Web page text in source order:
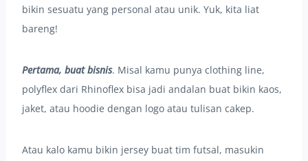
bikin sesuatu yang personal atau unik. Yuk, kita liat
bareng!
Pertama, buat bisnis. Misal kamu punya clothing line,
polyflex dari Rhinoflex bisa jadi andalan buat bikin kaos,
jaket, atau hoodie dengan logo atau tulisan cakep.
Atau kalo kamu bikin jersey buat tim futsal, masukin